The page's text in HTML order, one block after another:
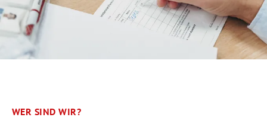
WER SIND WIR?